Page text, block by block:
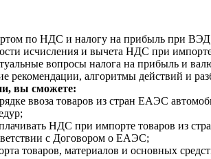
по НДС и налогу на прибыль при
исчисления и вычета НДС при
вопросы налога на прибыль и
рекомендации, алгоритмы действий и
вы сможете:
ввоза товаров из стран ЕАЭС
НДС при импорте товаров из
с Договором о ЕАЭС;
товаров, материалов и основных